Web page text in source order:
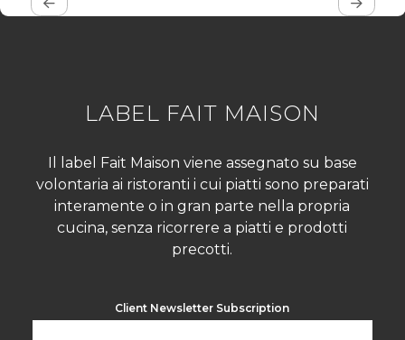
LABEL FAIT MAISON
Il label Fait Maison viene assegnato su base
volontaria ai ristoranti i cui piatti sono preparati
interamente o in gran parte nella propria
cucina, senza ricorrere a piatti e prodotti
precotti.
Client Newsletter Subscription